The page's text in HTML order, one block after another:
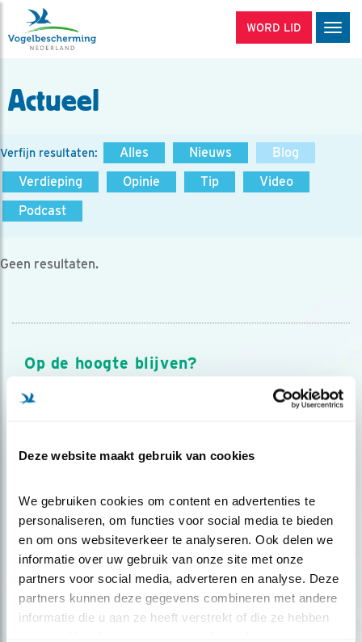
Deze website maakt gebruik van cookies
We gebruiken cookies om content en advertenties te
personaliseren, om functies voor social media te bieden
en om ons websiteverkeer te analyseren. Ook delen we
informatie over uw gebruik van onze site met onze
partners voor social media, adverteren en analyse. Deze
partners kunnen deze gegevens combineren met andere
informatie die u aan ze heeft verstrekt of die ze hebben
WORD LID
Actueel
Verfijn resultaten: Alles Nieuws
Blog
Verdieping
Opinie Tip
Video
Podcast
Geen resultaten.
Op de hoogte blijven?
Meld je aan en ontvang nieuws, inspiratie, acties en tips
over vogels en activiteiten van Vogelbescherming.